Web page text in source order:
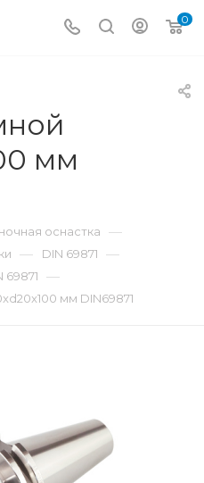
0
мм
оснастка —
— DIN 69871 —
—
мм DIN69871